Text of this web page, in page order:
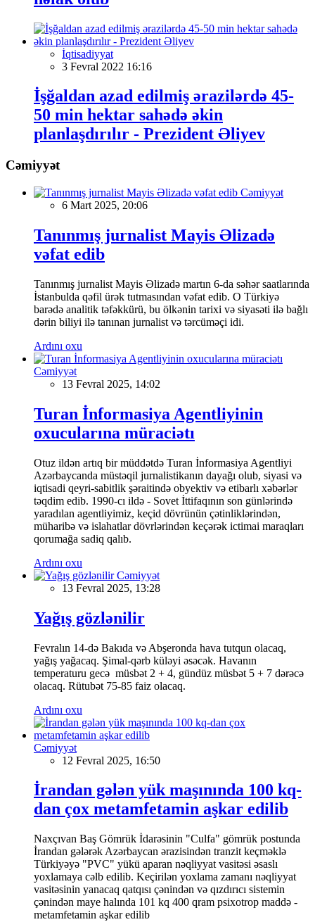
İqtisadiyyat
3 Fevral 2022 16:16
İşğaldan azad edilmiş ərazilərdə 45-
50 min hektar sahədə əkin
planlaşdırılır - Prezident Əliyev
Cəmiyyət
Cəmiyyət
6 Mart 2025, 20:06
Tanınmış jurnalist Mayis Əlizadə
vəfat edib
Tanınmış jurnalist Mayis Əlizadə martın 6-da səhər saatlarında
İstanbulda qəfil ürək tutmasından vəfat edib. O Türkiyə
barədə analitik təfəkkürü, bu ölkənin tarixi və siyasəti ilə bağlı
dərin biliyi ilə tanınan jurnalist və tərcüməçi idi.
Ardını oxu
Cəmiyyət
13 Fevral 2025, 14:02
Turan İnformasiya Agentliyinin
oxucularına müraciətı
Otuz ildən artıq bir müddətdə Turan İnformasiya Agentliyi
Azərbaycanda müstəqil jurnalistikanın dayağı olub, siyasi və
iqtisadi qeyri-sabitlik şəraitində obyektiv və etibarlı xəbərlər
təqdim edib. 1990-cı ildə - Sovet İttifaqının son günlərində
yaradılan agentliyimiz, keçid dövrünün çətinliklərindən,
müharibə və islahatlar dövrlərindən keçərək ictimai maraqları
qorumağa sadiq qalıb.
Ardını oxu
Cəmiyyət
13 Fevral 2025, 13:28
Yağış gözlənilir
Fevralın 14-də Bakıda və Abşeronda hava tutqun olacaq,
yağış yağacaq. Şimal-qərb küləyi əsəcək. Havanın
temperaturu gecə müsbət 2 + 4, gündüz müsbət 5 + 7 dərəcə
olacaq. Rütubət 75-85 faiz olacaq.
Ardını oxu
Cəmiyyət
12 Fevral 2025, 16:50
İrandan gələn yük maşınında 100 kq-
dan çox metamfetamin aşkar edilib
Naxçıvan Baş Gömrük İdarəsinin "Culfa" gömrük postunda
İrandan gələrək Azərbaycan ərazisindən tranzit keçməklə
Türkiyəyə "PVC" yükü aparan nəqliyyat vasitəsi əsaslı
yoxlamaya cəlb edilib. Keçirilən yoxlama zamanı nəqliyyat
vasitəsinin yanacaq qatqısı çənindən və qızdırıcı sistemin
çənindən maye halında 101 kq 400 qram psixotrop maddə -
metamfetamin aşkar edilib